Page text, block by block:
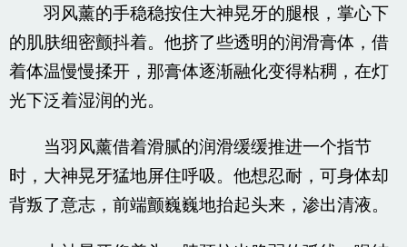
羽风薰的手稳稳按住大神晃牙的腿根，掌心下
的肌肤细密颤抖着。他挤了些透明的润滑膏体，借
着体温慢慢揉开，那膏体逐渐融化变得粘稠，在灯
光下泛着湿润的光。
当羽风薰借着滑腻的润滑缓缓推进一个指节
时，大神晃牙猛地屏住呼吸。他想忍耐，可身体却
背叛了意志，前端颤巍巍地抬起头来，渗出清液。